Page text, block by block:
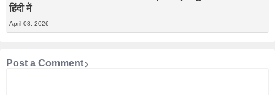
हिंदी में
April 08, 2026
Post a Comment